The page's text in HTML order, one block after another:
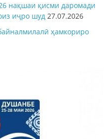
нақшаи қисми даромади
иҷро шуд 27.07.2026
ҳамкориро